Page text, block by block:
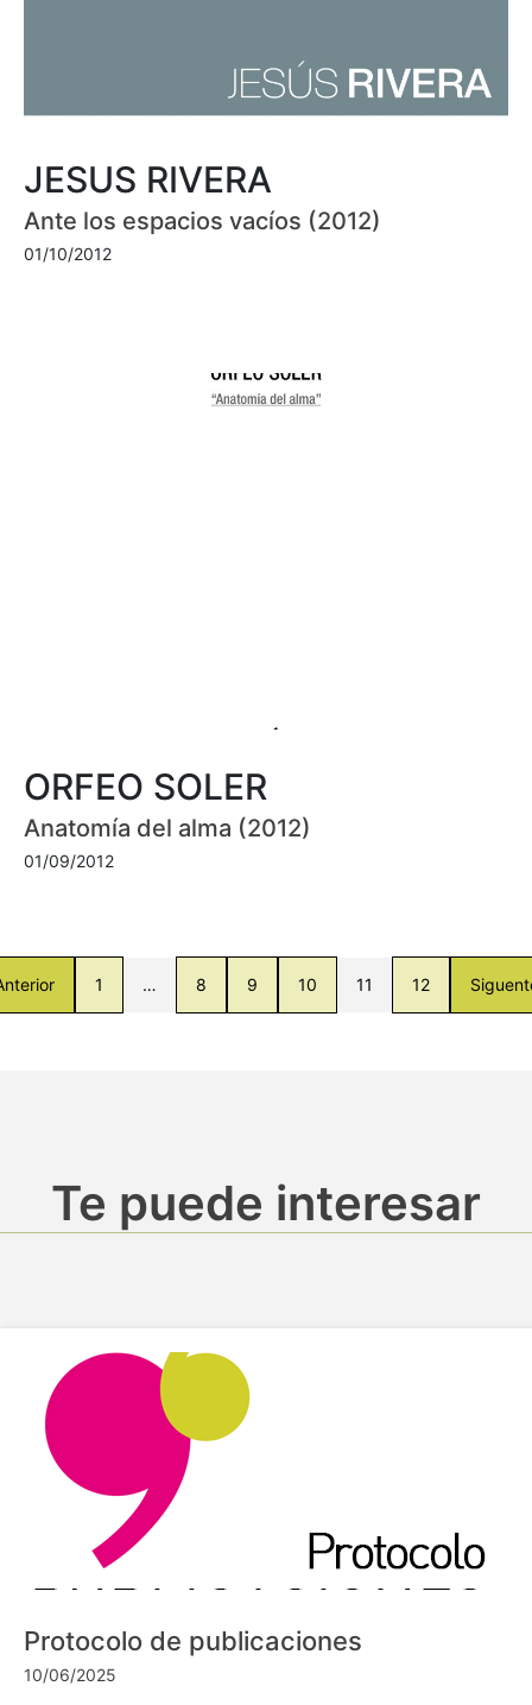
JESUS RIVERA
Ante los espacios vacíos (2012)
01/10/2012
ORFEO SOLER
Anatomía del alma (2012)
01/09/2012
1 … 8 9 10 11 12
Te puede interesar
Protocolo de publicaciones
10/06/2025